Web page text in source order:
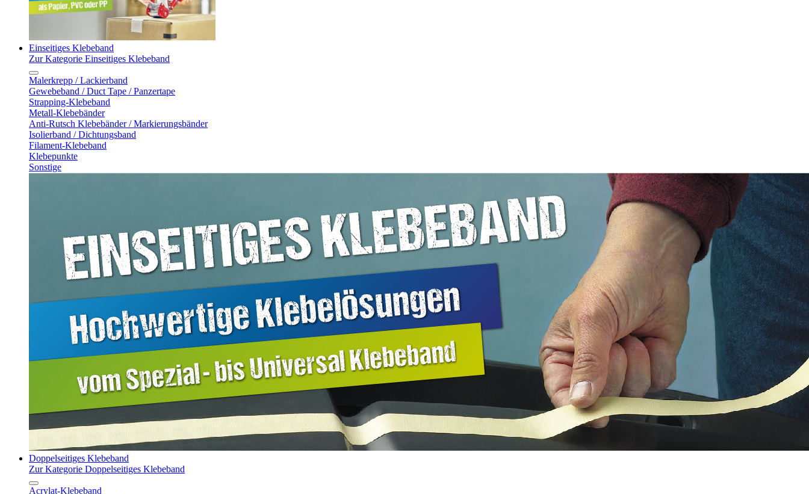
Einseitiges Klebeband
Zur Kategorie Einseitiges Klebeband
Malerkrepp / Lackierband
Gewebeband / Duct Tape / Panzertape
Strapping-Klebeband
Metall-Klebebänder
Anti-Rutsch Klebebänder / Markierungsbänder
Isolierband / Dichtungsband
Filament-Klebeband
Klebepunkte
Sonstige
Doppelseitiges Klebeband
Zur Kategorie Doppelseitiges Klebeband
Acrylat-Klebeband